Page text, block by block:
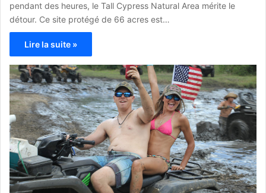
pendant des heures, le Tall Cypress Natural Area mérite le
détour. Ce site protégé de 66 acres est…
Lire la suite »